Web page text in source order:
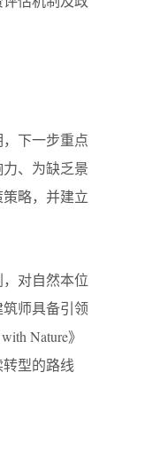
下一步重点
、为缺乏景
略，并建立
对自然本位
师具备引领
Nature》
型的路线